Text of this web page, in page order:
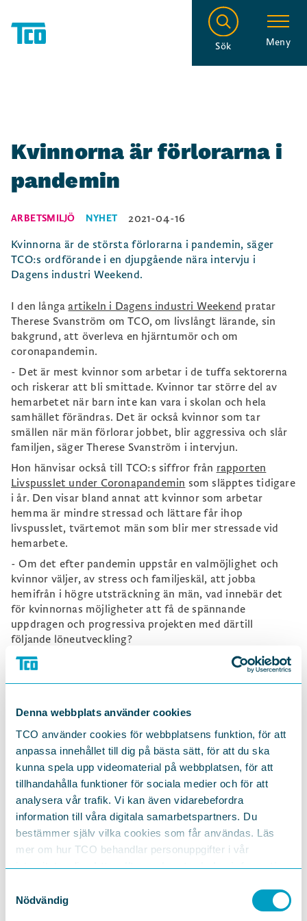
Denna webbplats använder cookies
TCO använder cookies för webbplatsens funktion, för att
anpassa innehållet till dig på bästa sätt, för att du ska
kunna spela upp videomaterial på webbplatsen, för att
tillhandahålla funktioner för sociala medier och för att
analysera vår trafik. Vi kan även vidarebefordra
information till våra digitala samarbetspartners. Du
bestämmer själv vilka cookies som får användas. Läs
mer om hur TCO behandlar personuppgifter i vår
integritetspolicyhttps://tco.se/om-tco/gdpr-information
Nödvändig
Sök Meny
Kvinnorna är förlorarna i
pandemin
ARBETSMILJÖ NYHET
2021-04-16
Kvinnorna är de största förlorarna i pandemin, säger
TCO:s ordförande i en djupgående nära intervju i
Dagens industri Weekend.
I den långaartikeln i Dagens industri Weekend pratar
Therese Svanström om TCO, om livslångt lärande, sin
bakgrund, att överleva en hjärntumör och om
coronapandemin.
- Det är mest kvinnor som arbetar i de tuffa sektorerna
och riskerar att bli smittade. Kvinnor tar större del av
hemarbetet när barn inte kan vara i skolan och hela
samhället förändras. Det är också kvinnor som tar
smällen när män förlorar jobbet, blir aggressiva och slår
familjen, säger Therese Svanström i intervjun.
Hon hänvisar också till TCO:s siffror från rapporten
Livspusslet under Coronapandemin som släpptes tidigare
i år. Den visar bland annat att kvinnor som arbetar
hemma är mindre stressad och lättare får ihop
livspusslet, tvärtemot män som blir mer stressade vid
hemarbete.
- Om det efter pandemin uppstår en valmöjlighet och
kvinnor väljer, av stress och familjeskäl, att jobba
hemifrån i högre utsträckning än män, vad innebär det
för kvinnornas möjligheter att få de spännande
uppdragen och progressiva projekten med därtill
följande löneutveckling?
Den här utvecklingen håller TCO självklart koll på och
följer upp.
och att TCO ökade sitt medlemsantal för tionde året i
rad 2020.
- 70 procent av alla nya medlemmar 2020 gick till
tjänstemannaorganisationer, enligt Medlingsinstitutet.
Även räknat i organisationsgrad har vi en högre siffra än
arbetarsidan. Det är världsunik, säger hon.
Hela intervjun hittar du på Dagens industri:s webbplats.